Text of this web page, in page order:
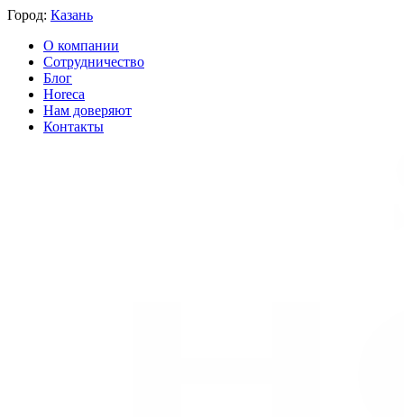
Город: Казань
О компании
Сотрудничество
Блог
Horeca
Нам доверяют
Контакты